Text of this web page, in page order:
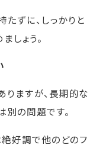
ずに、しっかりと
しょう。
ますが、長期的な
別の問題です。
好調で他のどのフ